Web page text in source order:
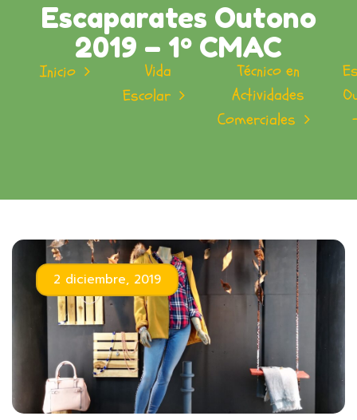
Escaparates Outono
2019 – 1º CMAC
Inicio
Vida
Escolar
Técnico en
Actividades
Comerciales
2 diciembre, 2019